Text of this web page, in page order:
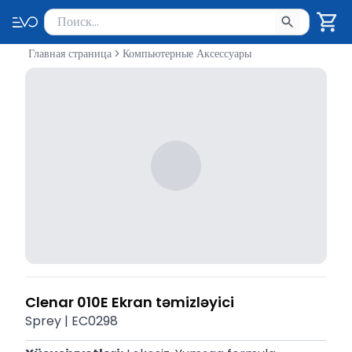
Поиск товаров
Введите минимум 2 символа для поиска. Нажмите Enter
Главная страница Компьютерные Аксессуары
Clenar 010E Ekran təmizləyici
Sprey | EC0298